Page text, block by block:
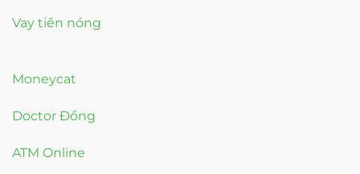
Vay tiền nóng
Moneycat
Doctor Đồng
ATM Online